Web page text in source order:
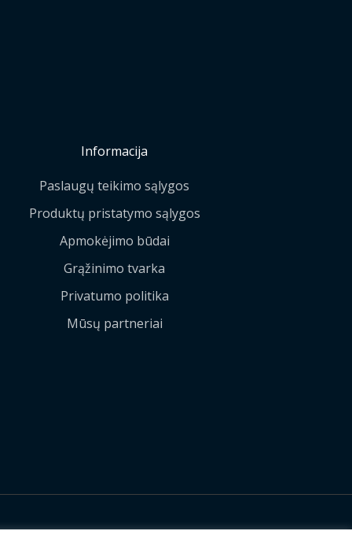
Informacija
Paslaugų teikimo sąlygos
Produktų pristatymo sąlygos
Apmokėjimo būdai
Grąžinimo tvarka
Privatumo politika
Mūsų partneriai